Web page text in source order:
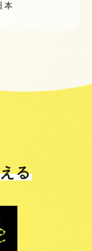
本
る